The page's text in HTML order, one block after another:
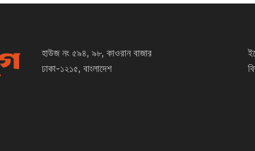
হাউজ নং ৫৯৪, ৯৮, কাওরান বাজার
ঢাকা-১২১৫, বাংলাদেশ